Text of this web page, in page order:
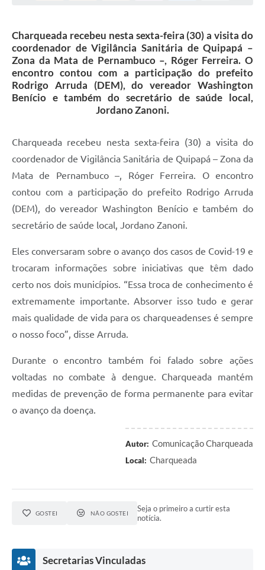
Charqueada recebeu nesta sexta-feira (30) a visita do
coordenador de Vigilância Sanitária de Quipapá –
Zona da Mata de Pernambuco –, Róger Ferreira. O
encontro contou com a participação do prefeito
Rodrigo Arruda (DEM), do vereador Washington
Benício e também do secretário de saúde local,
Jordano Zanoni.
Charqueada recebeu nesta sexta-feira (30) a visita do
coordenador de Vigilância Sanitária de Quipapá – Zona da
Mata de Pernambuco –, Róger Ferreira. O encontro
contou com a participação do prefeito Rodrigo Arruda
(DEM), do vereador Washington Benício e também do
secretário de saúde local, Jordano Zanoni.
Eles conversaram sobre o avanço dos casos de Covid-19 e
trocaram informações sobre iniciativas que têm dado
certo nos dois municípios. “Essa troca de conhecimento é
extremamente importante. Absorver isso tudo e gerar
mais qualidade de vida para os charqueadenses é sempre
o nosso foco”, disse Arruda.
Durante o encontro também foi falado sobre ações
voltadas no combate à dengue. Charqueada mantém
medidas de prevenção de forma permanente para evitar
o avanço da doença.
Autor: Comunicação Charqueada
Local: Charqueada
GOSTEI NÃO GOSTEI
Seja o primeiro a curtir esta
notícia.
Secretarias Vinculadas